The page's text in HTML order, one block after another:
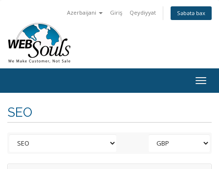
Azerbaijani Giriş Qeydiyyat Səbətə bax
SEO